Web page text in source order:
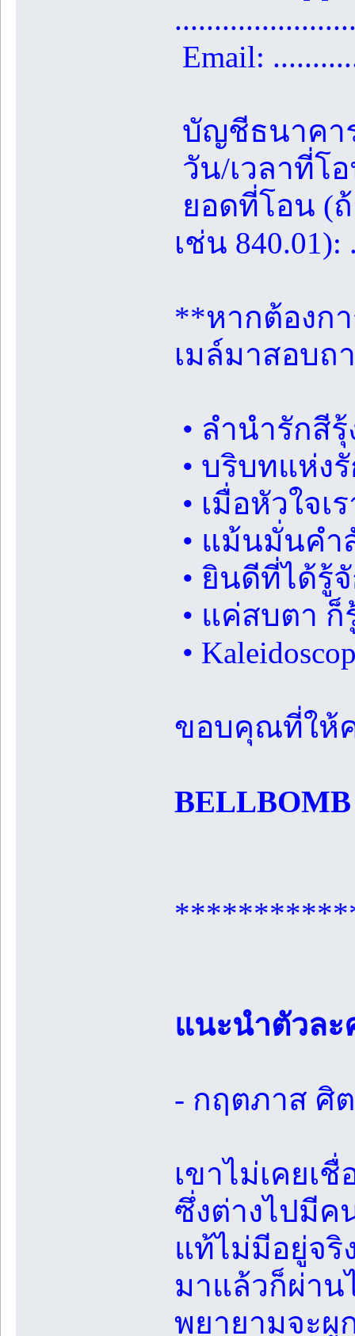
Email:
บัญชีธนาคาร
วัน/เวลาที่โอ
ยอดที่โอน (
เช่น 840.01):
**หากต้องก
เมล์มาสอบถ
• ลำนำรักสี
• บริบทแห่ง
• เมื่อหัวใจเ
• แม้นมั่นคำ
• ยินดีที่ได้รู้
• แค่สบตา ก็
•
ขอบคุณที่ให้
BELLBOMB
แนะนำตัวละ
- กฤตภาส ศิ
เขาไม่เคยเ
ซึ่งต่างไปมีค
แท้ไม่มีอยู่จริ
มาแล้วก็ผ่าน
พยายามจะผู